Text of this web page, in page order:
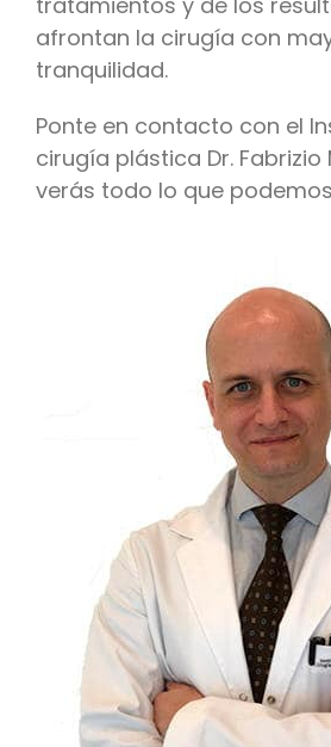
afrontan la cirugía con
tranquilidad.
Ponte en contacto con el
cirugía plástica Dr.
verás todo lo que